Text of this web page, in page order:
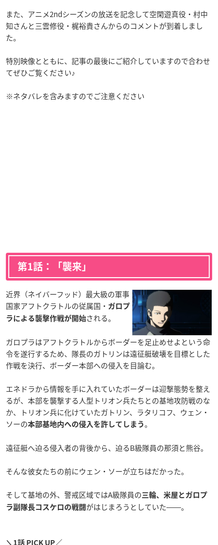
また、アニメ2ndシーズンの放送を記念して空閑遊真役・村中
知さんと三雲修役・梶裕貴さんからのコメントが到着しまし
た。
特別映像とともに、記事の最後にご紹介していますので合わせ
てぜひご覧ください♪
※ネタバレを含みますのでご注意ください
第1話：「襲来」
近界（ネイバーフッド）最大級の軍事
国家アフトクラトルの従属国・ ガロプ
ラによる襲撃作戦が開始される。
ガロプラはアフトクラトルからボーダーを足止めせよという命
令を遂行するため、隊長のガトリンは遠征艇破壊を目標とした
作戦を決行、ボーダー本部への侵入を目論む。
エネドラから情報を手に入れていたボーダーは迎撃態勢を整え
るが、本部を襲撃する人型トリオン兵たちとの基地攻防戦のな
か、トリオン兵に化けていたガトリン、ラタリコフ、ウェン・
ソーの本部基地内への侵入を許してしまう。
遠征艇へ迫る侵入者の背後から、迫るB級隊員の那須と熊谷。
そんな彼女たちの前にウェン・ソーが立ちはだかった。
そして基地の外、警戒区域ではA級隊員の三輪、米屋とガロプ
ラ副隊長コスケロの戦闘 がはじまろうとしていた――。
＼1話 PICK UP／